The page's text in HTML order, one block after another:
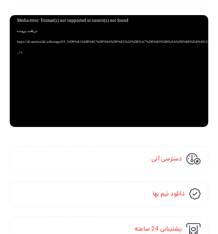
نمایشگر
Media error: Format(s) not supported or source(s) not found
دریافت پرونده:
https://dl.motionlab.ir/footage/03_%D9%81%DB%8C%D9%84%D9%85%20%D8%A7%D8%B3%D8%AA%D9%88%DA%A9/
_=1
دسترسی آنی
دانلود نیم بها
پشتیبانی 24 ساعته